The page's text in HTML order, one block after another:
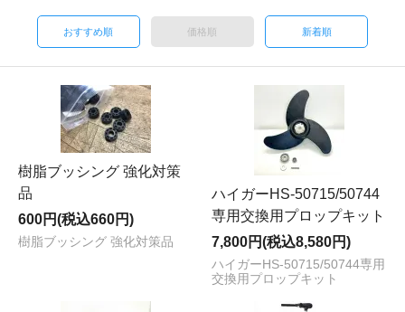
おすすめ順 価格順 新着順
樹脂ブッシング 強化対策
品
600円(税込660円)
樹脂ブッシング 強化対策品
ハイガーHS-50715/50744
専用交換用プロップキット
7,800円(税込8,580円)
ハイガーHS-50715/50744専用
交換用プロップキット